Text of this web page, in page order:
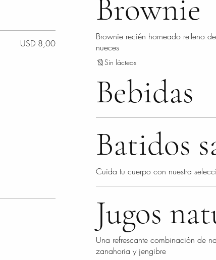
USD 8,00
Brownie
Brownie recién horneado relleno
nueces
Sin lácteos
Bebidas
Batidos
Cuida tu cuerpo con nuestra
Jugos
Una refrescante combinación de
zanahoria y jengibre